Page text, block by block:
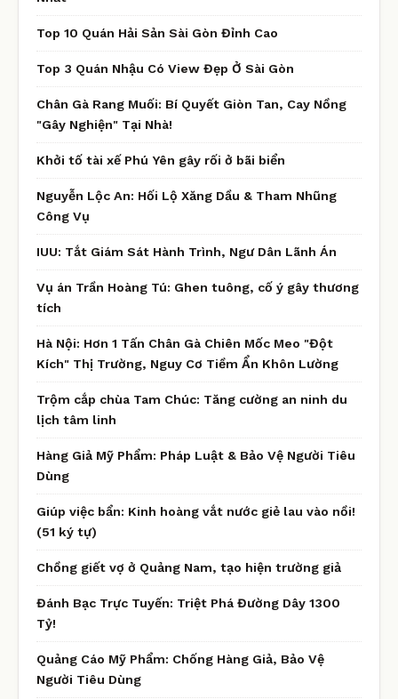
Top 10 Quán Hải Sản Sài Gòn Đỉnh Cao
Top 3 Quán Nhậu Có View Đẹp Ở Sài Gòn
Chân Gà Rang Muối: Bí Quyết Giòn Tan, Cay Nồng
"Gây Nghiện" Tại Nhà!
Khởi tố tài xế Phú Yên gây rối ở bãi biển
Nguyễn Lộc An: Hối Lộ Xăng Dầu & Tham Nhũng
Công Vụ
IUU: Tắt Giám Sát Hành Trình, Ngư Dân Lãnh Án
Vụ án Trần Hoàng Tú: Ghen tuông, cố ý gây thương
tích
Hà Nội: Hơn 1 Tấn Chân Gà Chiên Mốc Meo "Đột
Kích" Thị Trường, Nguy Cơ Tiềm Ẩn Khôn Lường
Trộm cắp chùa Tam Chúc: Tăng cường an ninh du
lịch tâm linh
Hàng Giả Mỹ Phẩm: Pháp Luật & Bảo Vệ Người Tiêu
Dùng
Giúp việc bẩn: Kinh hoàng vắt nước giẻ lau vào nồi!
(51 ký tự)
Chồng giết vợ ở Quảng Nam, tạo hiện trường giả
Đánh Bạc Trực Tuyến: Triệt Phá Đường Dây 1300
Tỷ!
Quảng Cáo Mỹ Phẩm: Chống Hàng Giả, Bảo Vệ
Người Tiêu Dùng